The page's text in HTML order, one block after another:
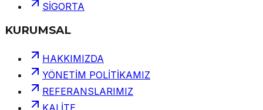
SİGORTA
KURUMSAL
HAKKIMIZDA
YÖNETİM POLİTİKAMIZ
REFERANSLARIMIZ
KALİTE